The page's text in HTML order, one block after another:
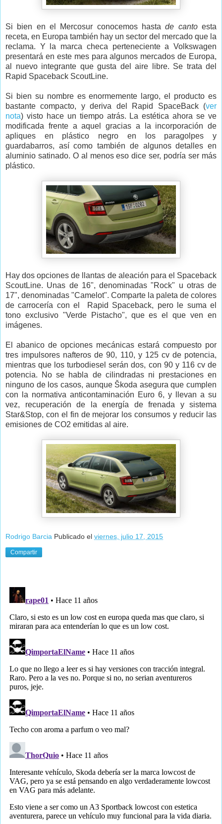
Si bien en el Mercosur conocemos hastade cantoesta
receta, en Europa también hay un sector del mercado que la
reclama. Y la marca checa perteneciente a Volkswagen
presentará en este mes para algunos mercados de Europa,
al nuevo integrante que gusta del aire libre. Se trata del
Rapid Spaceback ScoutLine.
Si bien su nombre es enormemente largo, el producto es
bastante compacto, y deriva del Rapid SpaceBack (ver
nota) visto hace un tiempo atrás. La estética ahora se ve
modificada frente a aquel gracias a la incorporación de
apliques en plástico negro en los paragolpes y
guardabarros, así como también de algunos detalles en
aluminio satinado. O al menos eso dice ser, podría ser más
plástico.
Hay dos opciones de llantas de aleación para el Spaceback
ScoutLine. Unas de 16", denominadas "Rock" u otras de
17", denominadas "Camelot". Comparte la paleta de colores
de carrocería con el Rapid Spaceback, pero le suma el
tono exclusivo "Verde Pistacho", que es el que ven en
imágenes.
El abanico de opciones mecánicas estará compuesto por
tres impulsores nafteros de 90, 110, y 125 cv de potencia,
mientras que los turbodiesel serán dos, con 90 y 116 cv de
potencia. No se habla de cilindradas ni prestaciones en
ninguno de los casos, aunque Škoda asegura que cumplen
con la normativa anticontaminación Euro 6, y llevan a su
vez, recuperación de la energía de frenada y sistema
Star&Stop, con el fin de mejorar los consumos y reducir las
emisiones de CO2 emitidas al aire.
Rodrigo Barcia Publicado el viernes, julio 17, 2015
Compartir